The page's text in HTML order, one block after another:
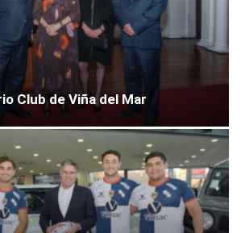
Club de Viña del Mar